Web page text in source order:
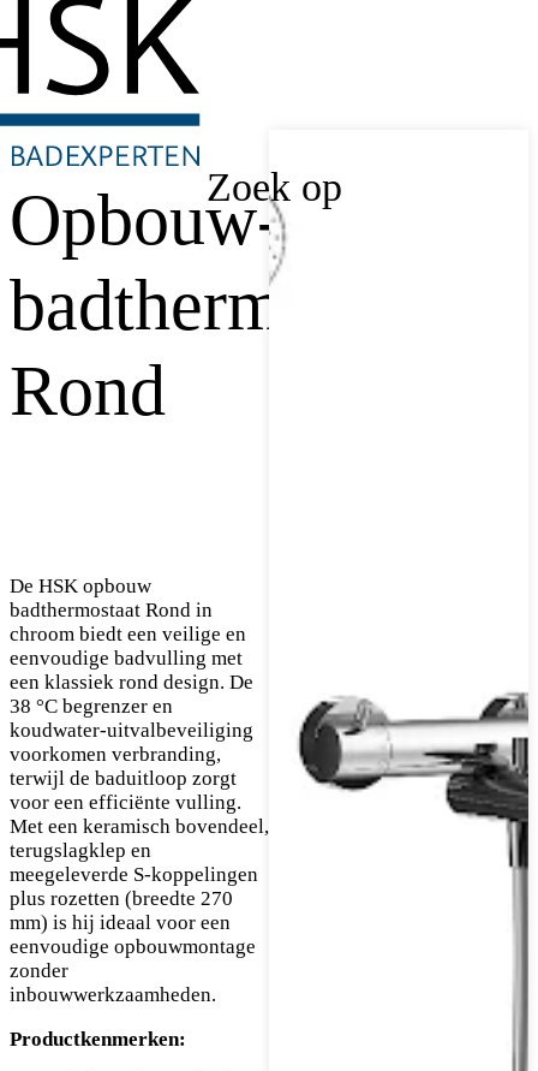
Zoek op
Opbouw-
badthermostaat
Rond
De HSK opbouw
badthermostaat Rond in
chroom biedt een veilige en
eenvoudige badvulling met
een klassiek rond design. De
38 °C begrenzer en
koudwater-uitvalbeveiliging
voorkomen verbranding,
terwijl de baduitloop zorgt
voor een efficiënte vulling.
Met een keramisch bovendeel,
terugslagklep en
meegeleverde S-koppelingen
plus rozetten (breedte 270
mm) is hij ideaal voor een
eenvoudige opbouwmontage
zonder
inbouwwerkzaamheden.
Productkenmerken: